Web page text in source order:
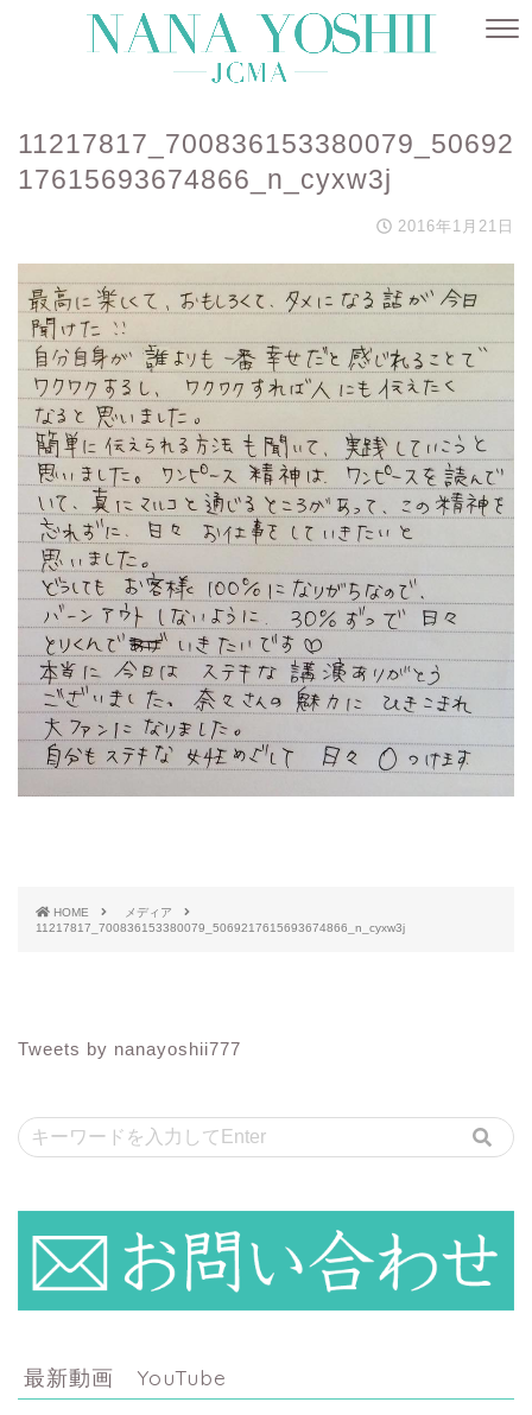
11217817_700836153380079_50692
17615693674866_n_cyxw3j
2016年1月21日
HOME
メディア
11217817_700836153380079_5069217615693674866_n_cyxw3j
Tweets by nanayoshii777
最新動画 YouTube